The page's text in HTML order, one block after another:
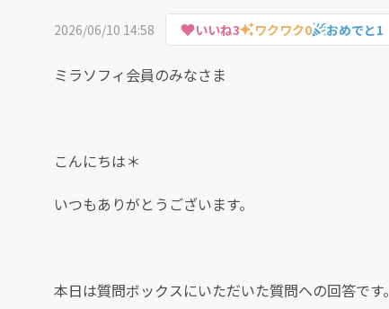
2026/06/10 14:58 いいね3 ワクワク0 おめでと1
ミラソフィ会員のみなさま
こんにちは＊
いつもありがとうございます。
本日は質問ボックスにいただいた質問への回答です。